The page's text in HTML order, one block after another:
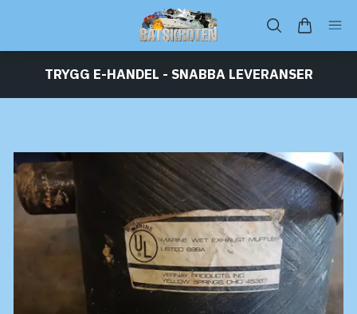
TRYGG E-HANDEL - SNABBA LEVERANSER